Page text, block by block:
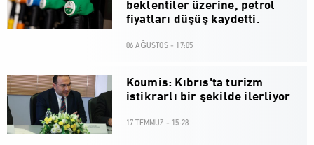
beklentiler üzerine, petrol
fiyatları düşüş kaydetti.
06 AĞUSTOS - 17:05
Koumis: Kıbrıs'ta turizm
istikrarlı bir şekilde ilerliyor
17 TEMMUZ - 15:28